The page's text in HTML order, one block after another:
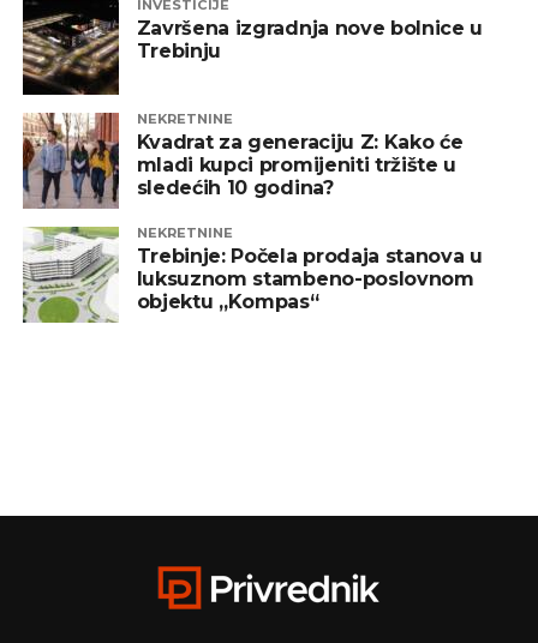
INVESTICIJE
Završena izgradnja nove bolnice u
Trebinju
NEKRETNINE
Kvadrat za generaciju Z: Kako će
mladi kupci promijeniti tržište u
sledećih 10 godina?
NEKRETNINE
Trebinje: Počela prodaja stanova u
luksuznom stambeno-poslovnom
objektu „Kompas“